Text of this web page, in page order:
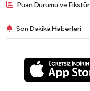
Puan Durumu ve Fikstür
Son Dakika Haberleri